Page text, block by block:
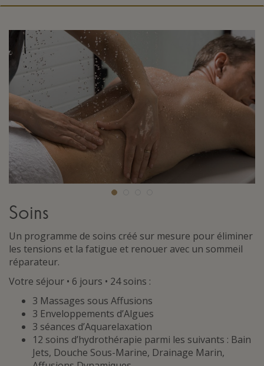
Soins
Un programme de soins créé sur mesure pour éliminer
les tensions et la fatigue et renouer avec un sommeil
réparateur.
Votre séjour • 6 jours • 24 soins :
3 Massages sous Affusions
3 Enveloppements d’Algues
3 séances d’Aquarelaxation
12 soins d’hydrothérapie parmi les suivants : Bain
Jets, Douche Sous-Marine, Drainage Marin,